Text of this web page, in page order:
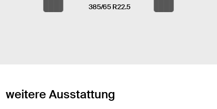
385/65 R22.5
weitere Ausstattung